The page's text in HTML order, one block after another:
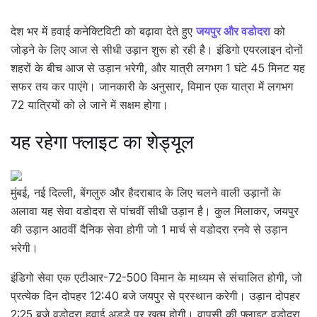
देश भर में हवाई कनेक्टिविटी को बढ़ावा देते हुएजयपुर और वडोदराको
जोड़ने के लिए आज से सीधी उड़ान शुरू हो रही है। इंडिगो एयरलाइन दोनों
शहरों के बीच आज से उड़ान भरेगी, और यात्री लगभग 1 घंटे 45 मिनट यह
सफर तय कर पाएंगे। जानकारी के अनुसार, विमान एक यात्रा में लगभग
72 यात्रियों को ले जाने में सक्षम होगा।
यह रहेगा फ्लाइट का शेड्यूल
मुंबई, नई दिल्ली, बेंगलुरु और हैदराबाद के लिए चलने वाली उड़ानों के
अलावा यह सेवा वडोदरा से पांचवीं सीधी उड़ान है। कुल मिलाकर, जयपुर
की उड़ान आठवीं दैनिक सेवा होगी जो 1 मार्च से वडोदरा रनवे से उड़ान
भरेगी।
इंडिगो सेवा एक एटीआर-72-500 विमान के माध्यम से संचालित होगी, जो
प्रत्येक दिन दोपहर 12:40 बजे जयपुर से प्रस्थान करेगी। उड़ान दोपहर
2:25 बजे वडोदरा हवाई अड्डे पर खत्म होगी। वापसी की फ्लाइट वडोदरा